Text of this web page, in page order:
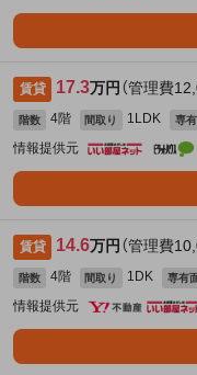
賃貸 17.3万円 （管理費
階数 4階 間取り 1LDK 専
情報提供元
賃貸 14.6万円 （管理費
階数 4階 間取り 1DK 専有
情報提供元